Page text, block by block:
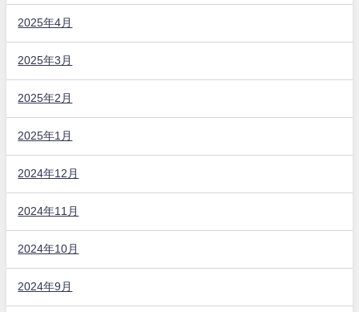
2025年4月
2025年3月
2025年2月
2025年1月
2024年12月
2024年11月
2024年10月
2024年9月